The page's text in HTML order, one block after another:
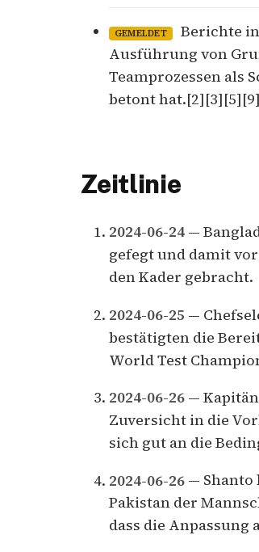
GEMELDET
Berichte
Ausführung von
Teamprozessen als
betont
Zeitlinie
2024-06-24—
gefegt und damit
den Kader gebracht.
2024-06-25 —
bestätigten die
World Test
2024-06-26— Kapitän
Zuversicht in die
sich gut an die
2024-06-26— Shanto
Pakistan der
dass die Anpassung